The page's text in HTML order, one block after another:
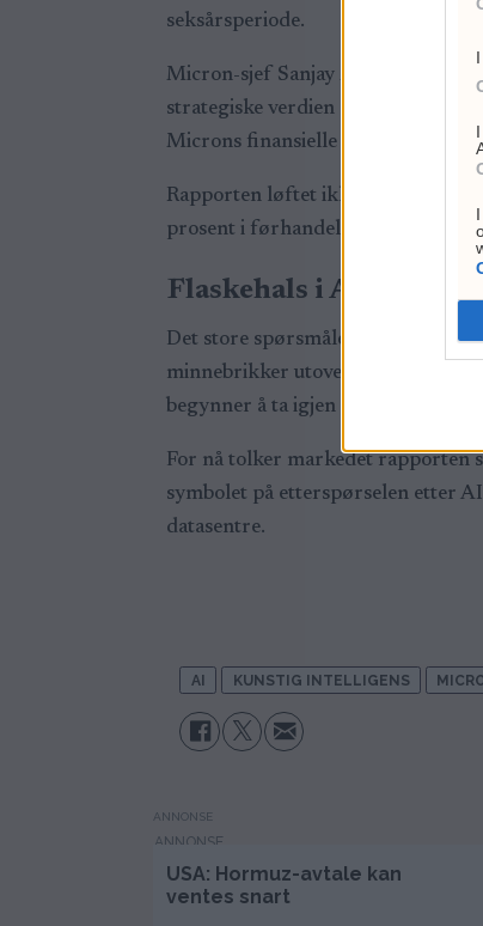
seksårsperiode.
Micron-sjef Sanjay Mehrotra sa i
strategiske verdien av minne i AI-
Microns finansielle resultater.
Rapporten løftet ikke bare Micron.
prosent i førhandelen. Nasdaq
Flaskehals i AI-
Det store spørsmålet er hvor
minnebrikker utover 2027, ifølge
begynner å ta igjen
For nå tolker markedet rapporten
symbolet på etterspørselen etter
datasentre.
AI KUNSTIG INTELLIGENS
ANNONSE
USA: Hormuz-avtale kan
ventes snart